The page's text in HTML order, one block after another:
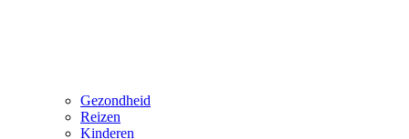
Gezondheid
Reizen
Kinderen